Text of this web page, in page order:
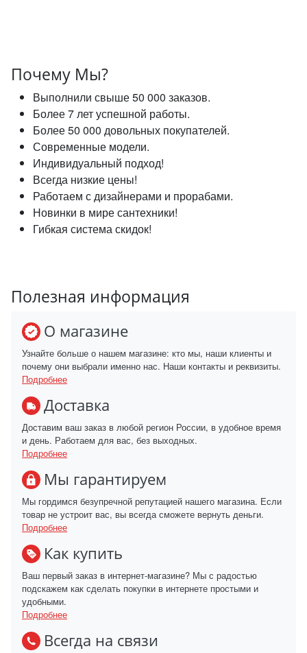
Почему Мы?
Выполнили свыше 50 000 заказов.
Более 7 лет успешной работы.
Более 50 000 довольных покупателей.
Современные модели.
Индивидуальный подход!
Всегда низкие цены!
Работаем с дизайнерами и прорабами.
Новинки в мире сантехники!
Гибкая система скидок!
Полезная информация
О магазине
Узнайте больше о нашем магазине: кто мы, наши клиенты и
почему они выбрали именно нас. Наши контакты и реквизиты.
Подробнее
Доставка
Доставим ваш заказ в любой регион России, в удобное время
и день. Работаем для вас, без выходных.
Подробнее
Мы гарантируем
Мы гордимся безупречной репутацией нашего магазина. Если
товар не устроит вас, вы всегда сможете вернуть деньги.
Подробнее
Как купить
Ваш первый заказ в интернет-магазине? Мы с радостью
подскажем как сделать покупки в интернете простыми и
удобными.
Подробнее
Всегда на связи